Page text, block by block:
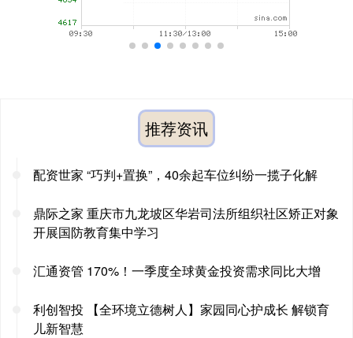
推荐资讯
配资世家 “巧判+置换”，40余起车位纠纷一揽子化解
鼎际之家 重庆市九龙坡区华岩司法所组织社区矫正对象
开展国防教育集中学习
汇通资管 170%！一季度全球黄金投资需求同比大增
利创智投 【全环境立德树人】家园同心护成长 解锁育
儿新智慧